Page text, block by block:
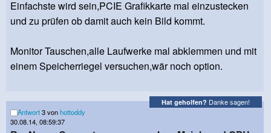
Einfachste wird sein,PCIE Grafikkarte mal einzustecken
und zu prüfen ob damit auch kein Bild kommt.
Monitor Tauschen,alle Laufwerke mal abklemmen und mit
einem Speicherriegel versuchen,wär noch option.
Hat geholfen? Danke sagen!
Antwort3 vonhottoddy
30.08.14, 08:59:37